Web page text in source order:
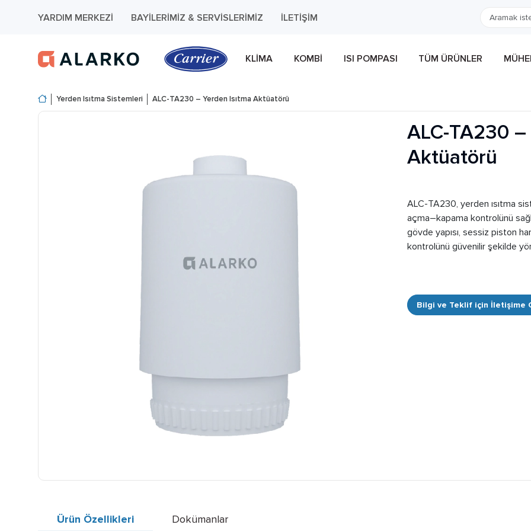
YARDIM MERKEZI BAYILERIMIZ & SERVISLERIMIZ İLETIŞIM
KLIMA KOMBI ISI POMPASI TÜM ÜRÜNLER
Yerden Isıtma Sistemleri ALC-TA230 – Yerden Isıtma Aktüatörü
ALC-TA230 –
Aktüatörü
ALC-TA230, yerden ısıtma
açma–kapama kontrolünü
gövde yapısı, sessiz piston
kontrolünü güvenilir şekilde
Bilgi ve Teklif için İletişime
Ürün Özellikleri Dokümanlar